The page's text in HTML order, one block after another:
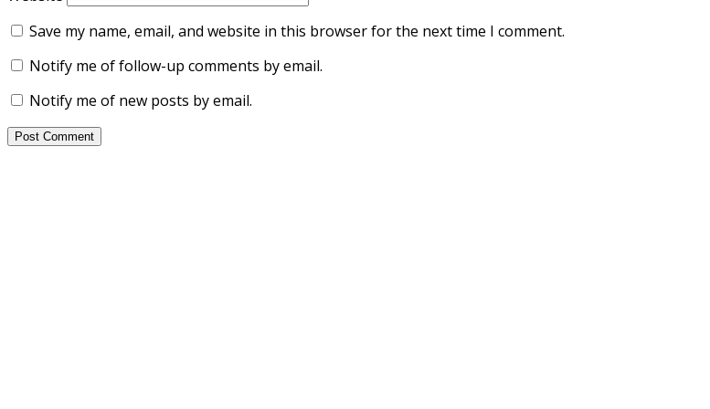
Save my name, email, and website in this browser for the next time I comment.
Notify me of follow-up comments by email.
Notify me of new posts by email.